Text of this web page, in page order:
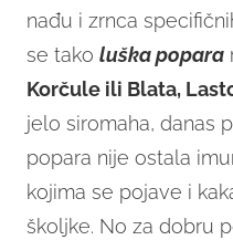
nađu i zrnca
se tako luška popara
Korčule ili Blata,
jelo siromaha, danas
popara nije ostala
kojima se pojave i
školjke. No za dobru